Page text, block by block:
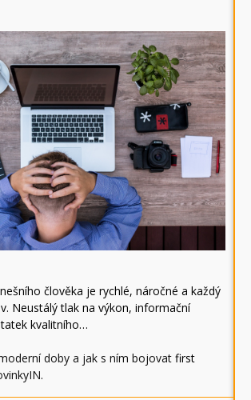
člověka je rychlé, náročné a každý
Neustálý tlak na výkon, informační
kvalitního…
doby a jak s ním bojovat first
.